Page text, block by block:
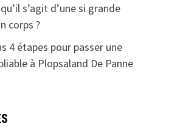
s’agit d’une si grande
corps ?
4 étapes pour passer une
à Plopsaland De Panne